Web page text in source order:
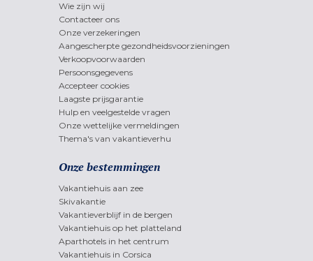
Wie zijn wij
Contacteer ons
Onze verzekeringen
Aangescherpte gezondheidsvoorzieningen
Verkoopvoorwaarden
Persoonsgegevens
Accepteer cookies
Laagste prijsgarantie
Hulp en veelgestelde vragen
Onze wettelijke vermeldingen
Thema's van vakantieverhu
Onze bestemmingen
Vakantiehuis aan zee
Skivakantie
Vakantieverblijf in de bergen
Vakantiehuis op het platteland
Aparthotels in het centrum
Vakantiehuis in Corsica